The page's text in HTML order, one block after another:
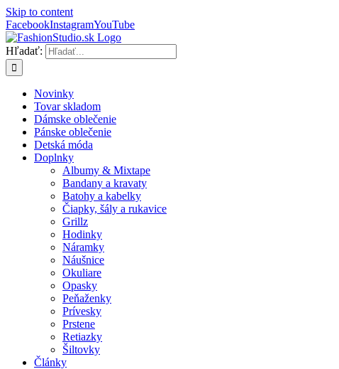
Skip to content
FacebookInstagramYouTube
Hľadať:
Novinky
Tovar skladom
Dámske oblečenie
Pánske oblečenie
Detská móda
Doplnky
Albumy & Mixtape
Bandany a kravaty
Batohy a kabelky
Čiapky, šály a rukavice
Grillz
Hodinky
Náramky
Náušnice
Okuliare
Opasky
Peňaženky
Prívesky
Prstene
Retiazky
Šiltovky
Články